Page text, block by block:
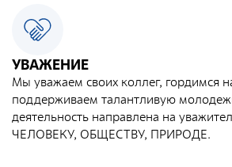
УВАЖЕНИЕ
Мы уважаем своих коллег, гордимся
поддерживаем талантливую
деятельность направлена на
ЧЕЛОВЕКУ, ОБЩЕСТВУ, ПРИРОДЕ.
Северо-Западный центр по
радиоактивными отходами «СевРАО»
Дальневосточный центр по
радиоактивными отходами «ДальРАО»
Приволжский филиал